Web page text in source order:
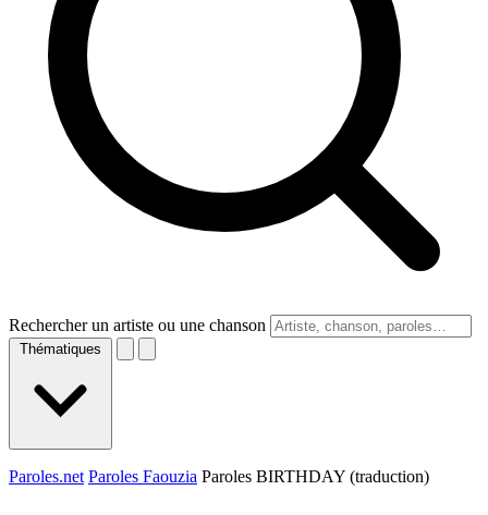
Rechercher un artiste ou une chanson
Thématiques
Paroles.net Paroles Faouzia Paroles BIRTHDAY (traduction)